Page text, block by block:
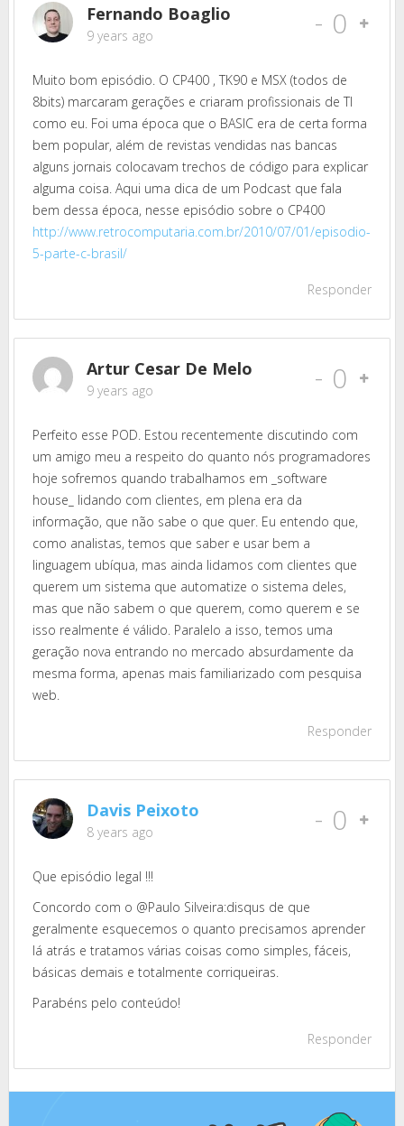
Fernando Boaglio
9 years ago - 0
Muito bom episódio. O CP400 , TK90 e MSX (todos de
8bits) marcaram gerações e criaram profissionais de TI
como eu. Foi uma época que o BASIC era de certa forma
bem popular, além de revistas vendidas nas bancas
alguns jornais colocavam trechos de código para explicar
alguma coisa. Aqui uma dica de um Podcast que fala
bem dessa época, nesse episódio sobre o CP400
http://www.retrocomputaria.com.br/2010/07/01/episodio-
5-parte-c-brasil/
Responder
Artur Cesar De Melo
9 years ago - 0
Perfeito esse POD. Estou recentemente discutindo com
um amigo meu a respeito do quanto nós programadores
hoje sofremos quando trabalhamos em _software
house_ lidando com clientes, em plena era da
informação, que não sabe o que quer. Eu entendo que,
como analistas, temos que saber e usar bem a
linguagem ubíqua, mas ainda lidamos com clientes que
querem um sistema que automatize o sistema deles,
mas que não sabem o que querem, como querem e se
isso realmente é válido. Paralelo a isso, temos uma
geração nova entrando no mercado absurdamente da
mesma forma, apenas mais familiarizado com pesquisa
web.
Responder
Davis Peixoto
8 years ago - 0
Que episódio legal !!!
Concordo com o @Paulo Silveira:disqus de que
geralmente esquecemos o quanto precisamos aprender
lá atrás e tratamos várias coisas como simples, fáceis,
básicas demais e totalmente corriqueiras.
Parabéns pelo conteúdo!
Responder